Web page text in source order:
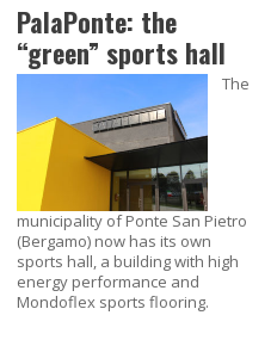
PalaPonte: the
“green” sports hall
The
municipality of Ponte San Pietro
(Bergamo) now has its own
sports hall, a building with high
energy performance and
Mondoflex sports flooring.